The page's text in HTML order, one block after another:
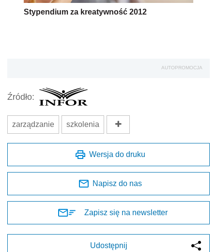
Stypendium za kreatywność 2012
AUTOPROMOCJA
Źródło:
zarządzanie szkolenia
Wersja do druku
Napisz do nas
Zapisz się na newsletter
Udostępnij